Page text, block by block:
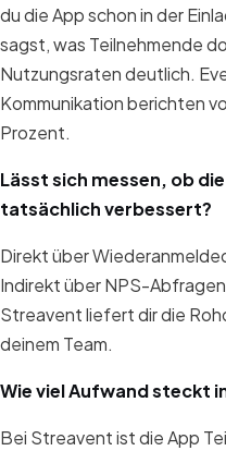
du die App schon in der
sagst, was Teilnehmende
Nutzungsraten deutlich.
Kommunikation berichten
Prozent.
Lässt sich messen, ob
tatsächlich verbessert?
Direkt über
Indirekt über NPS-
Streavent liefert dir die
deinem Team.
Wie viel Aufwand steckt
Bei Streavent ist die App